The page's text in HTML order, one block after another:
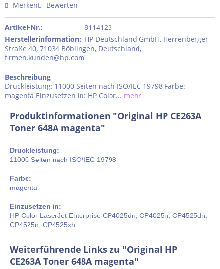
Merken Bewerten
Artikel-Nr.:
8114123
Herstellerinformation: HP Deutschland GmbH, Herrenberger
Straße 40, 71034 Böblingen, Deutschland,
firmen.kunden@hp.com
Beschreibung
Druckleistung: 11000 Seiten nach ISO/IEC 19798 Farbe:
magenta Einzusetzen in: HP Color... mehr
Produktinformationen "Original HP CE263A
Toner 648A magenta"
Druckleistung:
11000 Seiten nach ISO/IEC 19798
Farbe:
magenta
Einzusetzen in:
HP Color LaserJet Enterprise CP4025dn, CP4025n, CP4525dn,
CP4525n, CP4525xh
Weiterführende Links zu "Original HP
CE263A Toner 648A magenta"